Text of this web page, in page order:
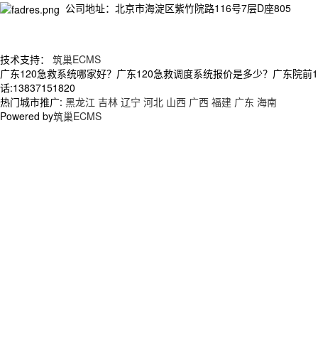
公司地址：北京市海淀区紫竹院路116号7层D座805
技术支持： 筑巢ECMS
广东120急救系统哪家好？广东120急救调度系统报价是多少？广东院
话:13837151820
热门城市推广: 黑龙江 吉林 辽宁 河北 山西 广西 福建 广东 海南
Powered by筑巢ECMS